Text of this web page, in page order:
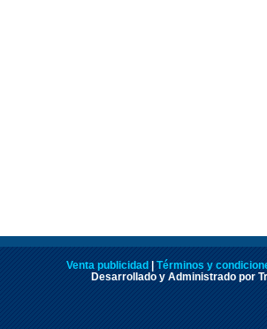
Venta publicidad
Términos y
Desarrollado y Administrado por